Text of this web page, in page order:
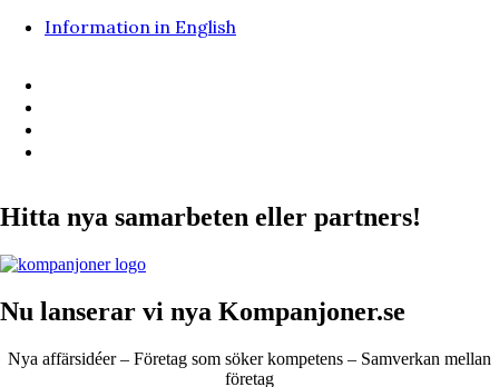
Information in English
Hitta nya samarbeten eller partners!
Nu lanserar vi nya Kompanjoner.se
Nya affärsidéer – Företag som söker kompetens – Samverkan mellan
företag